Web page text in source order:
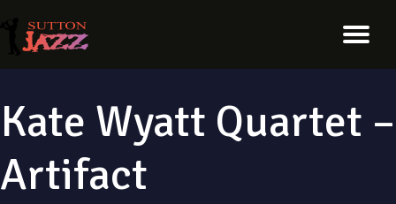
Kate Wyatt Quartet –
Artifact